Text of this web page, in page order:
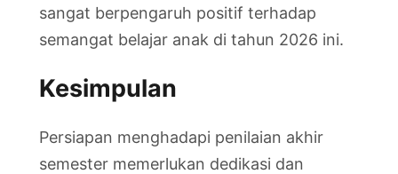
sangat berpengaruh positif terhadap
semangat belajar anak di tahun 2026 ini.
Kesimpulan
Persiapan menghadapi penilaian akhir
semester memerlukan dedikasi dan